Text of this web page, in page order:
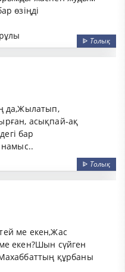
өзіңді
ᐈ Толық
да,Жылатып,
асықпай-ақ
бар
намыс..
ᐈ Толық
ме екен,Жас
екен?Шын сүйген
құрбаны